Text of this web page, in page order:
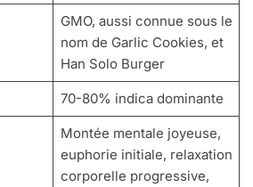
GMO, aussi connue sous le
nom de Garlic Cookies, et
Han Solo Burger
70-80% indica dominante
Montée mentale joyeuse,
euphorie initiale, relaxation
corporelle progressive,